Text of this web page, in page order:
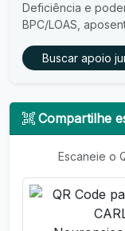
Deficiência e
BPC/LOAS,
Buscar apoio
Compartilhe
Escaneie o